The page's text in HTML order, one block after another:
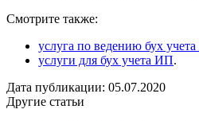
Смотрите также:
услуга по ведению бух
услуги для бух учета ИП.
Дата публикации: 05.07.2020
Другие статьи